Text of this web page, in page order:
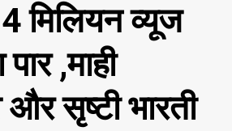
मिलियन व्यूज
,माही
और सृष्टी भारती